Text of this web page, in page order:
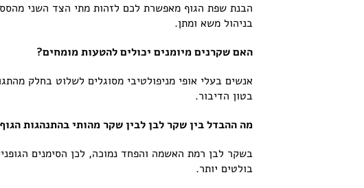
הבנת שפת הגוף מאפשרת לכם לזהות מתי הצד השני
בניהול משא ומתן.
האם שקרנים מיומנים יכולים להטעות מומחים?
אנשים בעלי אופי מניפולטיבי מסוגלים לשלוט בחלק
בטון הדיבור.
מה ההבדל בין שקר לבן לבין שקר מהותי בהתנהגות
בשקר לבן רמת האשמה והפחד נמוכה, לכן הסימנים
בולטים יותר.